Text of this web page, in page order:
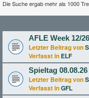
Die Suche ergab mehr als 1000
AFLE Week 12/26
Letzter Beitrag von
Verfasst in ELF
Spieltag 08.08.26
Letzter Beitrag von
Verfasst inGFL